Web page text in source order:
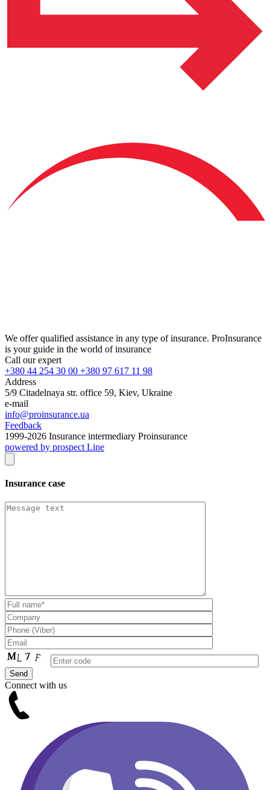
We offer qualified assistance in any type of insurance. ProInsurance
is your guide in the world of insurance
Call our expert
+380 44 254 30 00 +380 97 617 11 98
Address
5/9 Citadelnaya str. office 59, Kiev, Ukraine
e-mail
info@proinsurance.ua
Feedback
1999-2026 Insurance intermediary Proinsurance
powered by prospect Line
Insurance case
Connect with us